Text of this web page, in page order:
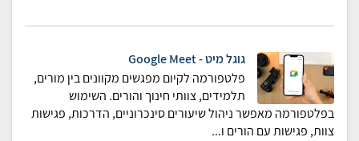
גוגל מיט - Google Meet
פלטפורמה לקיום מפגשים מקוונים בין מורים,
תלמידים, צוותי חינוך והורים. השימוש
בפלטפורמה מאפשר ניהול שיעורים סינכרוניים, הדרכות, פגישות
צוות, פגישות עם הורים ו...